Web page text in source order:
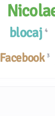
Facebook 3
blocaj4